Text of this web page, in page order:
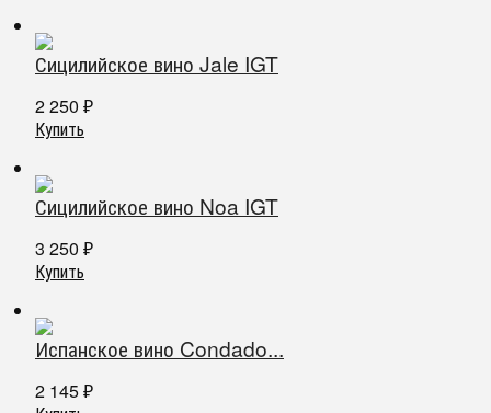
Сицилийское вино Jale IGT
2 250 ₽
Купить
Сицилийское вино Noa IGT
3 250 ₽
Купить
Испанское вино Condado...
2 145 ₽